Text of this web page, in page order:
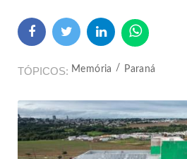
TÓPICOS Memória Paraná